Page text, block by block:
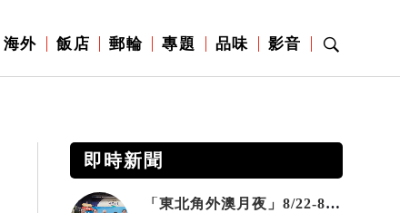
海外 飯店 郵輪 專題 品味 影音
即時新聞
「東北角外澳月夜」8/22-8/23浪漫登場 串聯五漁村、音樂、市集、火舞與慢旅共度夏夜